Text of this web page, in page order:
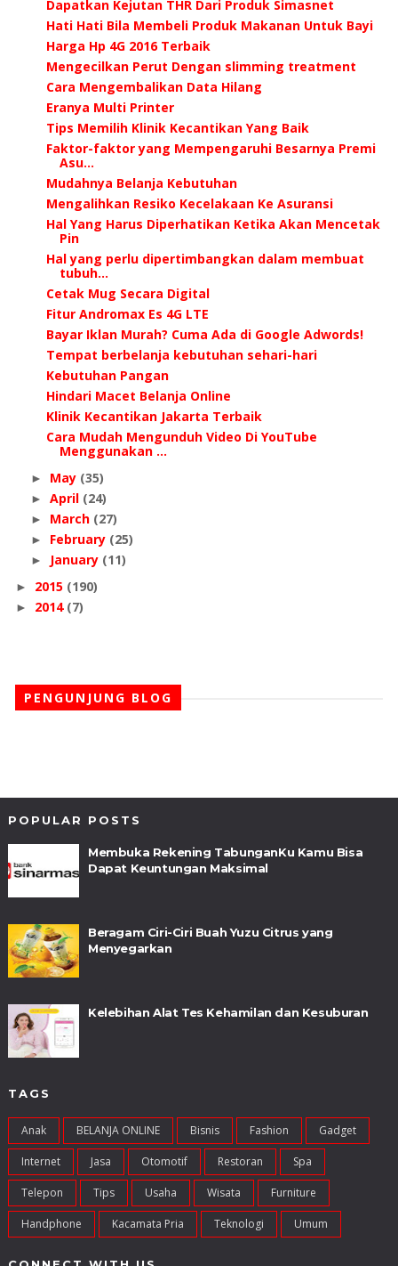
Dapatkan Kejutan THR Dari Produk Simasnet
Hati Hati Bila Membeli Produk Makanan Untuk Bayi
Harga Hp 4G 2016 Terbaik
Mengecilkan Perut Dengan slimming treatment
Cara Mengembalikan Data Hilang
Eranya Multi Printer
Tips Memilih Klinik Kecantikan Yang Baik
Faktor-faktor yang Mempengaruhi Besarnya Premi
Asu...
Mudahnya Belanja Kebutuhan
Mengalihkan Resiko Kecelakaan Ke Asuransi
Hal Yang Harus Diperhatikan Ketika Akan Mencetak
Pin
Hal yang perlu dipertimbangkan dalam membuat
tubuh...
Cetak Mug Secara Digital
Fitur Andromax Es 4G LTE
Bayar Iklan Murah? Cuma Ada di Google Adwords!
Tempat berbelanja kebutuhan sehari-hari
Kebutuhan Pangan
Hindari Macet Belanja Online
Klinik Kecantikan Jakarta Terbaik
Cara Mudah Mengunduh Video Di YouTube
Menggunakan ...
► May (35)
► April (24)
► March (27)
► February (25)
► January (11)
► 2015 (190)
► 2014 (7)
PENGUNJUNG BLOG
POPULAR POSTS
Membuka Rekening TabunganKu Kamu Bisa
Dapat Keuntungan Maksimal
Beragam Ciri-Ciri Buah Yuzu Citrus yang
Menyegarkan
Kelebihan Alat Tes Kehamilan dan Kesuburan
TAGS
Anak BELANJA ONLINE Bisnis Fashion Gadget
Internet Jasa Otomotif Restoran Spa
Telepon Tips Usaha Wisata Furniture
Handphone Kacamata Pria Teknologi Umum